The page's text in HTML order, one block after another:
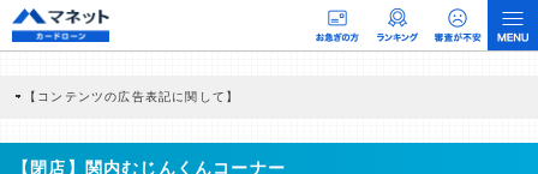
【コンテンツの広告表記に関して】
【閉店】関内むじんくんコーナー